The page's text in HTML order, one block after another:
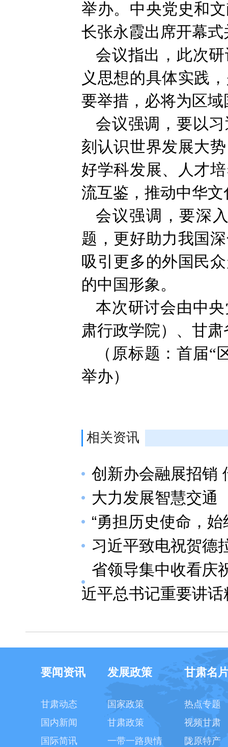
举办。中央党史和
长张永霞出席开幕式
会议指出，此次
义思想的具体实践
要举措，必将为区
会议强调，要以
刻认识世界发展大
好学科发展、人才
流互鉴，推动中华
会议强调，要深
题，更好助力我国
吸引更多的外国民
的中国形象。
本次研讨会由中
肃行政学院）、甘
（原标题：首届
举办）
相关资讯
创新办会融展招销
大力发展智慧交通
“勇担历史使命，
习近平致电祝贺德
省领导集中收看庆
近平总书记重要讲话
要闻资讯
甘肃动态
国内新闻
国际简讯
发展政策
国家政策
甘肃政策
一带一路舆情
甘肃名
热点专题
视频甘肃
陇原特产